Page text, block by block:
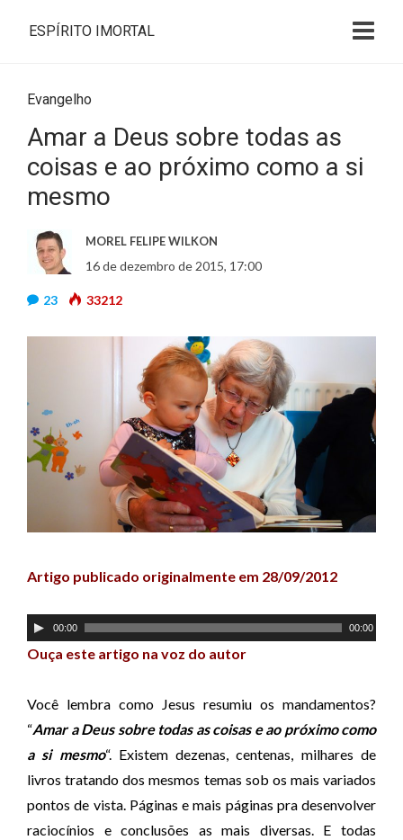
ESPÍRITO IMORTAL
Evangelho
Amar a Deus sobre todas as
coisas e ao próximo como a si
mesmo
MOREL FELIPE WILKON
16 de dezembro de 2015, 17:00
23 33212
Artigo publicado originalmente em 28/09/2012
T
o
a
d
o
r
d
e
00:00 00:00
Ouça este artigo na voz do autor
Você lembra como Jesus resumiu os mandamentos?
“Amar a Deus sobre todas as coisas e ao próximo como
a si mesmo“. Existem dezenas, centenas, milhares de
livros tratando dos mesmos temas sob os mais variados
pontos de vista. Páginas e mais páginas pra desenvolver
raciocínios e conclusões as mais diversas. E todas